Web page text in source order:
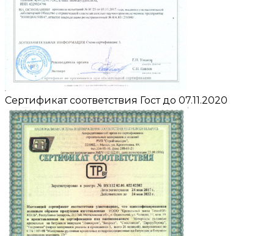
Сертификат соответствия Гост до 07.11.2020